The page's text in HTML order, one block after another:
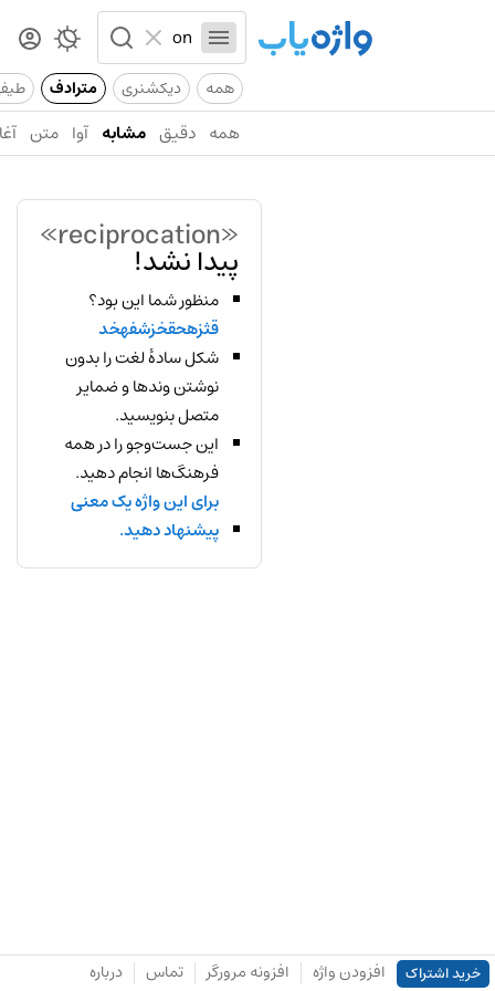
همه دیکشنری مترادف
همه دقیق مشابه آوا متن
«reciprocation»
پیدا نشد!
منظور شما این بود؟
قثزهحقخزشفهخد
شکل سادهٔ لغت را بدون
نوشتن وندها و ضمایر
متصل بنویسید.
این جست‌وجو را در همه
فرهنگ‌ها انجام دهید.
برای این واژه یک معنی
پیشنهاد دهید.
خرید اشتراک افزودن واژه افزونه مرورگر تماس درباره